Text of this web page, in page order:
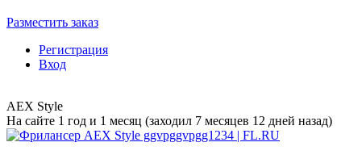
Разместить заказ
Регистрация
Вход
AEX Style
На сайте 1 год и 1 месяц (заходил 7 месяцев 12 дней назад)